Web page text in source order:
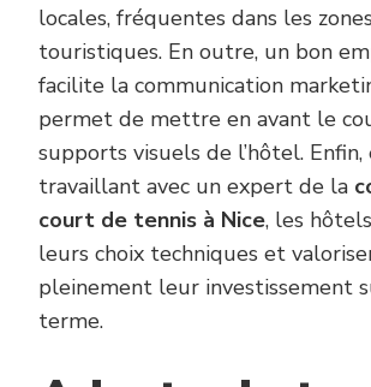
locales, fréquentes dans les zones
touristiques. En outre, un bon
facilite la communication
permet de mettre en avant le
supports visuels de l’hôtel. Enfin,
travaillant avec un expert de la
court de tennis à Nice, les
leurs choix techniques et
pleinement leur investissement
terme.